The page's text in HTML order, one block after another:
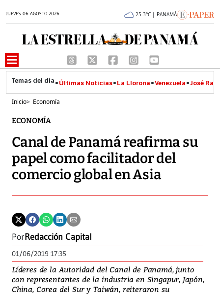
JUEVES 06 AGOSTO 2026 25.3°C | PANAMÁ
Últimas Noticias La Llorona Venezuela José
Inicio> Economía
ECONOMÍA
Canal de Panamá reafirma su
papel como facilitador del
comercio global en Asia
PorRedacción Capital
01/06/2019 17:35
Líderes de la Autoridad del Canal de Panamá, junto
con representantes de la industria en Singapur, Japón,
China, Corea del Sur y Taiwán, reiteraron su